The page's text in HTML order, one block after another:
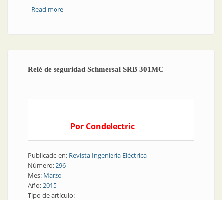
Read moreabout Producto | Contactores de calidad asegurada
Relé de seguridad Schmersal SRB 301MC
Por Condelectric
Publicado en: Revista Ingeniería Eléctrica
Número:296
Mes: Marzo
Año:2015
Tipo de artículo: